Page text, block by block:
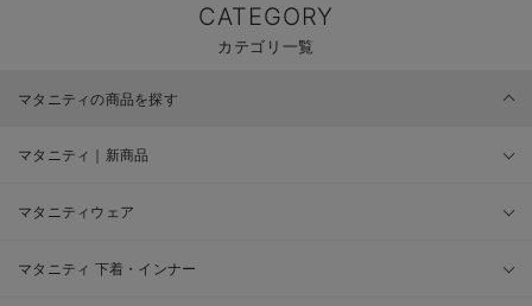
CATEGORY
カテゴリ一覧
マタニティの商品を探す
マタニティ｜新商品
マタニティウェア
マタニティ 下着・インナー